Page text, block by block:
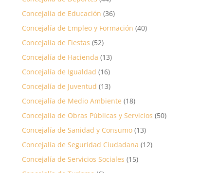
Concejalía de Educación (36)
Concejalía de Empleo y Formación (40)
Concejalía de Fiestas (52)
Concejalía de Hacienda (13)
Concejalía de Igualdad (16)
Concejalía de Juventud (13)
Concejalía de Medio Ambiente (18)
Concejalía de Obras Públicas y Servicios (50)
Concejalía de Sanidad y Consumo(13)
Concejalía de Seguridad Ciudadana (12)
Concejalía de Servicios Sociales (15)